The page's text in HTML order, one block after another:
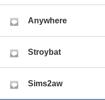
Anywhere
Stroybat
Sims2aw